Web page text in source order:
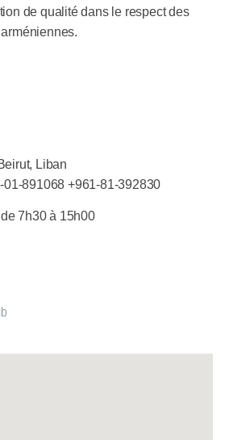
de qualité dans le respect des
Liban
01-891068+961-81-392830
7h30 à 15h00